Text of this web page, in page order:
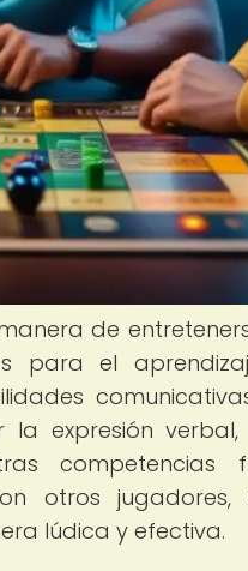
de
para el
expresión
competencias
otros jugadores,
lúdica y efectiva.